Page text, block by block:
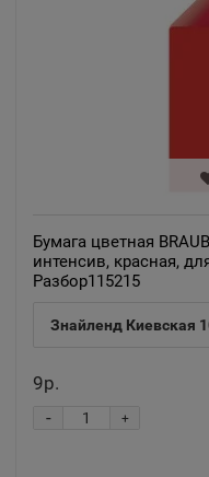
Бумага цветная
интенсив, красная,
Разбор115215
Знайленд Киевская
9р.
+
-